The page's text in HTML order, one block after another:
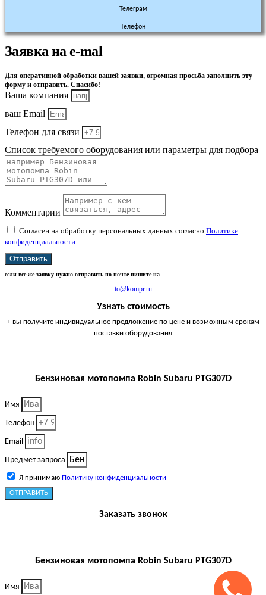
Телеграм
Телефон
Заявка на e-mal
Для оперативной обработки вашей заявки, огромная просьба заполнить эту
форму и отправить. Спасибо!
Ваша компания
ваш Email
Телефон для связи
Список требуемого оборудования или параметры для подбора
Комментарии
Согласен на обработку персональных данных согласно Политике
конфиденциальности
Отправить
если все же заявку нужно отправить по почте пишите на
to@kompr.ru
Узнать стоимость
+ вы получите индивидуальное предложение по цене и возможным срокам
поставки оборудования
Бензиновая мотопомпа Robin Subaru PTG307D
Имя
Телефон
Email
Предмет запроса
Я принимаю Политику конфиденциальности
ОТПРАВИТЬ
Заказать звонок
Бензиновая мотопомпа Robin Subaru PTG307D
Имя